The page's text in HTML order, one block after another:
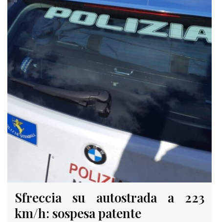
445 VIEWS
Sfreccia su autostrada a 223
km/h: sospesa patente